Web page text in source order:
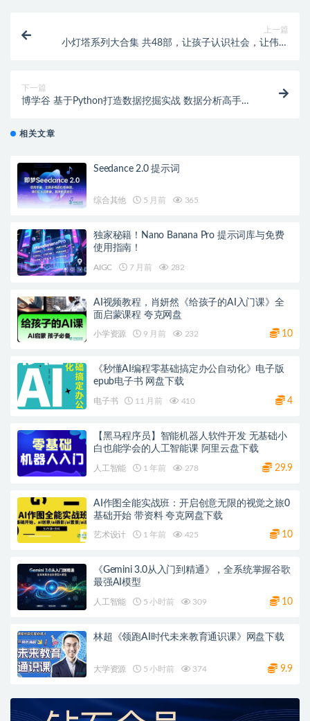
上一篇
小灯塔系列大合集 共48部，让孩子认识社会，让伟大
下一篇
博学谷 基于Python打造数据挖掘实战 数据分析高手训
相关文章
Seedance 2.0 提示词
综合其他 5 月前 365
独家秘籍！Nano Banana Pro 提示词库与免费
使用指南！
AIGC 7 月前 282
AI视频教程，肖妍然《给孩子的AI入门课》全
面启蒙课程 夸克网盘
小学资源 9 月前 232 10
《秒懂AI编程零基础搞定办公自动化》电子版
epub电子书 网盘下载
电子书 11 月前 410 4
【黑马程序员】智能机器人软件开发 无基础小
白也能学会的人工智能课 阿里云盘下载
人工智能 1 年前 278 29.9
AI作图全能实战班：开启创意无限的视觉之旅0
基础开始 带资料 夸克网盘下载
艺术设计 1 年前 425 10
《Gemini 3.0从入门到精通》，全系统掌握谷歌
最强AI模型
人工智能 5 小时前 309 10
林超《领跑AI时代未来教育通识课》网盘下载
大学资源 5 小时前 374 9.9